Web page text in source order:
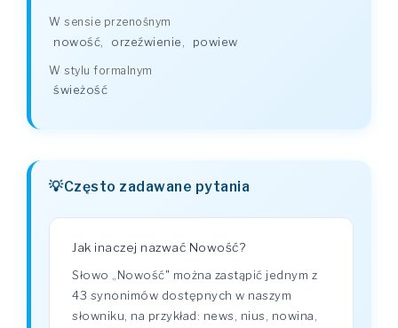
W sensie przenośnym
nowość orzeźwienie powiew
W stylu formalnym
świeżość
Często zadawane pytania
Jak inaczej nazwać Nowość?
Słowo „Nowość" można zastąpić jednym z
43 synonimów dostępnych w naszym
słowniku, na przykład: news, nius, nowina,